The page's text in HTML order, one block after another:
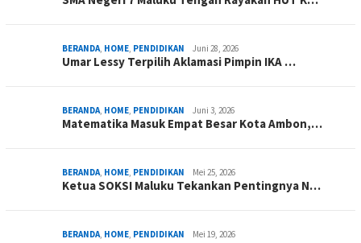
BERANDA, HOME, PENDIDIKAN Juni 28, 2026
Umar Lessy Terpilih Aklamasi Pimpin IKA …
BERANDA, HOME, PENDIDIKAN Juni 3, 2026
Matematika Masuk Empat Besar Kota Ambon,…
BERANDA, HOME, PENDIDIKAN Mei 25, 2026
Ketua SOKSI Maluku Tekankan Pentingnya N…
BERANDA, HOME, PENDIDIKAN Mei 19, 2026